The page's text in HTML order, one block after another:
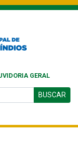
GERAL
BUSCAR